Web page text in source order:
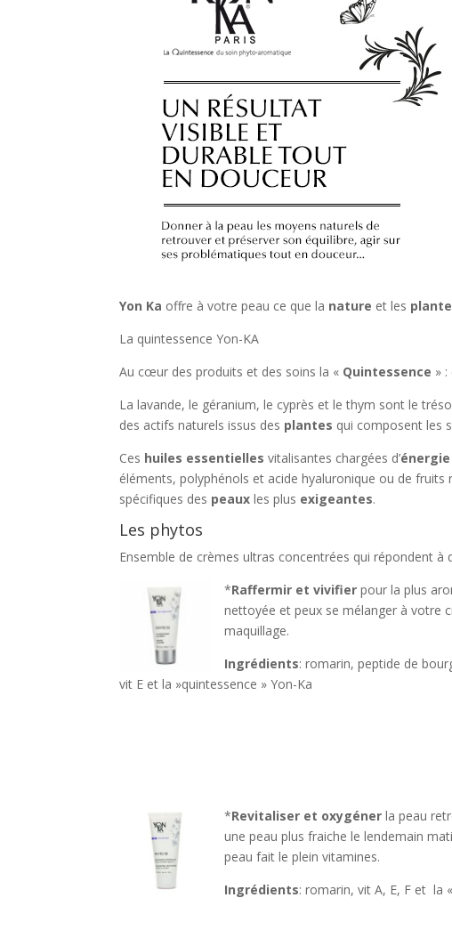
Yon Ka offre à votre peau ce que la nature et les
La quintessence Yon-KA
Au cœur des produits et des soins la « Quintessence »
La lavande, le géranium, le cyprès et le thym sont le
des actifs naturels issus des plantes qui composent les
Ces huiles essentielles vitalisantes chargées d’énergie
éléments, polyphénols et acide hyaluronique ou de fruits
spécifiques des peaux les plus exigeantes.
Les phytos
Ensemble de crèmes ultras concentrées qui répondent à
*Raffermir et vivifier pour la plus
nettoyée et peux se mélanger à votre
maquillage.
Ingrédients: romarin, peptide de
vit E et la »quintessence » Yon-Ka
*Revitaliser et oxygéner la peau
une peau plus fraiche le lendemain
peau fait le plein vitamines.
Ingrédients: romarin, vit A, E, F et la